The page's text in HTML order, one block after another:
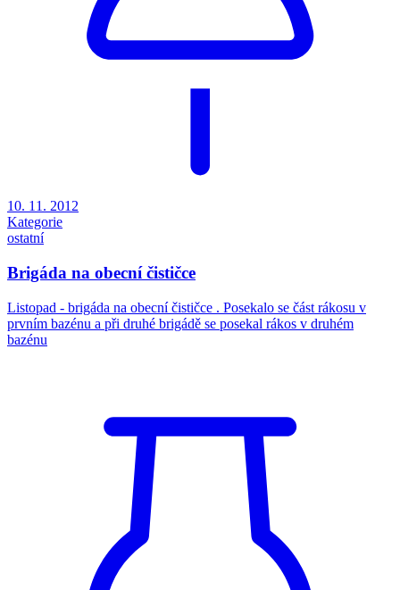
10. 11. 2012
Kategorie
ostatní
Brigáda na obecní čističce
Listopad - brigáda na obecní čističce . Posekalo se část rákosu v
prvním bazénu a při druhé brigádě se posekal rákos v druhém
bazénu